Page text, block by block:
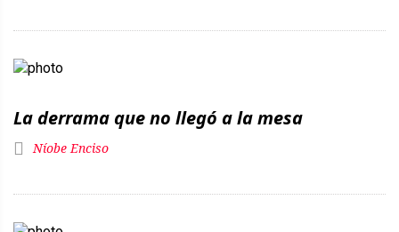
La derrama que no llegó a la mesa
Níobe Enciso